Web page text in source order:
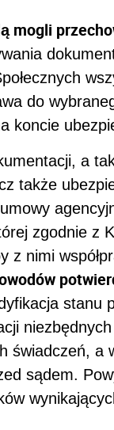
mogli
do
koncie
a
także
zgodnie z
z nimi
stanu
świadczeń, a
sądem.